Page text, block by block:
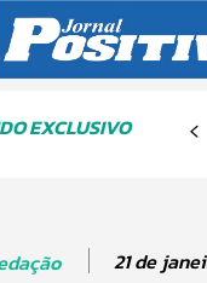
EXCLUSIVO
21 de